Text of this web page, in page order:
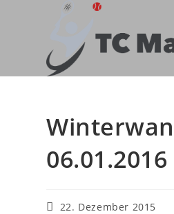
06.01.2016
Beitrag
22. Dezember 2015